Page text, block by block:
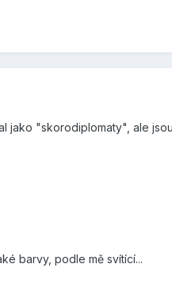
jako "skorodiplomaty", ale
barvy, podle mě svítící...